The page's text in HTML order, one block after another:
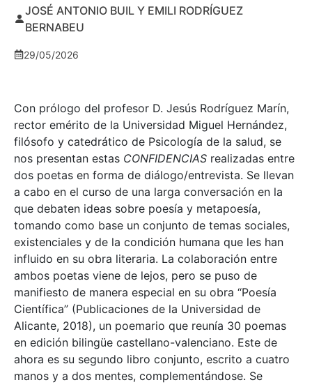
JOSÉ ANTONIO BUIL Y EMILI RODRÍGUEZ
BERNABEU
29/05/2026
Con prólogo del profesor D. Jesús Rodríguez Marín,
rector emérito de la Universidad Miguel Hernández,
filósofo y catedrático de Psicología de la salud, se
nos presentan estas CONFIDENCIAS realizadas entre
dos poetas en forma de diálogo/entrevista. Se llevan
a cabo en el curso de una larga conversación en la
que debaten ideas sobre poesía y metapoesía,
tomando como base un conjunto de temas sociales,
existenciales y de la condición humana que les han
influido en su obra literaria. La colaboración entre
ambos poetas viene de lejos, pero se puso de
manifiesto de manera especial en su obra “Poesía
Científica” (Publicaciones de la Universidad de
Alicante, 2018), un poemario que reunía 30 poemas
en edición bilingüe castellano-valenciano. Este de
ahora es su segundo libro conjunto, escrito a cuatro
manos y a dos mentes, complementándose. Se